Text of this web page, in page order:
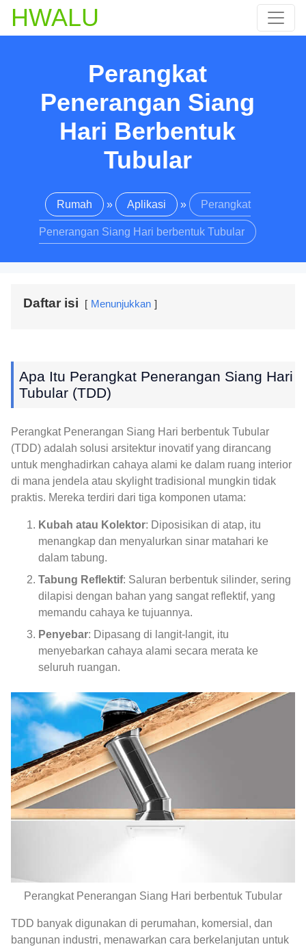
HWALU
Perangkat
Penerangan Siang
Hari Berbentuk
Tubular
Rumah » Aplikasi » Perangkat
Penerangan Siang Hari berbentuk Tubular
Daftar isi Menunjukkan
Apa Itu Perangkat Penerangan Siang Hari
Tubular (TDD)
Perangkat Penerangan Siang Hari berbentuk Tubular
(TDD) adalah solusi arsitektur inovatif yang dirancang
untuk menghadirkan cahaya alami ke dalam ruang interior
di mana jendela atau skylight tradisional mungkin tidak
praktis. Mereka terdiri dari tiga komponen utama:
Kubah atau Kolektor: Diposisikan di atap, itu
menangkap dan menyalurkan sinar matahari ke
dalam tabung.
Tabung Reflektif: Saluran berbentuk silinder, sering
dilapisi dengan bahan yang sangat reflektif, yang
memandu cahaya ke tujuannya.
Penyebar: Dipasang di langit-langit, itu
menyebarkan cahaya alami secara merata ke
seluruh ruangan.
Perangkat Penerangan Siang Hari berbentuk Tubular
TDD banyak digunakan di perumahan, komersial, dan
bangunan industri, menawarkan cara berkelanjutan untuk